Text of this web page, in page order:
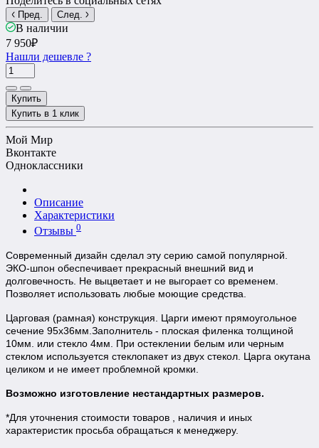
Пред. След.
В наличии
7 950₽
Нашли дешевле ?
Купить
Купить в 1 клик
Мой Мир
Вконтакте
Одноклассники
Описание
Характеристики
Отзывы 0
Современный дизайн сделал эту серию самой популярной.
ЭКО-шпон обеспечивает прекрасный внешний вид и
долговечность. Не выцветает и не выгорает со временем.
Позволяет использовать любые моющие средства.
Царговая (рамная) конструкция. Царги имеют прямоугольное
сечение 95х36мм.Заполнитель - плоская филенка толщиной
10мм. или стекло 4мм. При остеклении белым или черным
стеклом используется стеклопакет из двух стекол. Царга окутана
целиком и не имеет проблемной кромки.
Возможно изготовление нестандартных размеров.
*Для уточнения стоимости товаров , наличия и иных
характеристик просьба обращаться к менеджеру.